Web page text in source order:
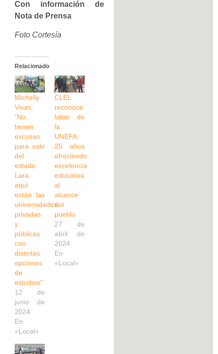
Con información de
Nota de Prensa
Foto Cortesía
Relacionado
Michelly
Vivas:
“No
tienen
excusas
para salir
del
estado
Lara,
aquí
están las
universidades
privadas
y
públicas
con
distintas
opciones
de
estudios”
12 de
junio de
2024
En
«Local»
CLEL
reconoce
labor de
la
UNEFA:
25 años
ofreciendo
excelencia
educativa
al
alcance
del
pueblo
27 de
abril de
2024
En
«Local»